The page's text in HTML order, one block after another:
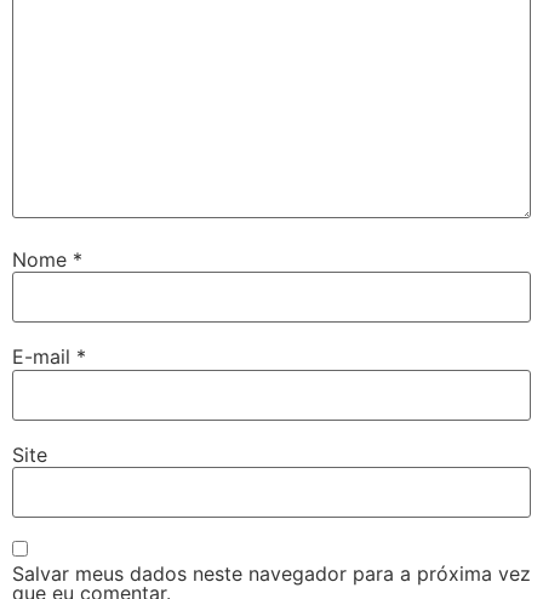
Nome *
E-mail *
Site
Salvar meus dados neste navegador para a próxima vez
que eu comentar.